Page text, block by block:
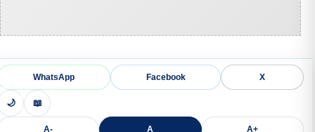
WhatsApp Facebook X
🌙 📖
A- A A+